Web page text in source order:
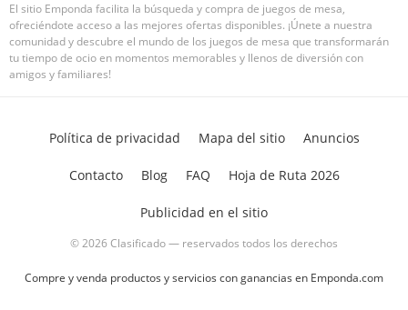
El sitio Emponda facilita la búsqueda y compra de juegos de mesa,
ofreciéndote acceso a las mejores ofertas disponibles. ¡Únete a nuestra
comunidad y descubre el mundo de los juegos de mesa que transformarán
tu tiempo de ocio en momentos memorables y llenos de diversión con
amigos y familiares!
© 2026 Clasificado — reservados todos los derechos
Política de privacidad Mapa del sitio Anuncios
Contacto Blog FAQ Hoja de Ruta 2026
Publicidad en el sitio
Compre y venda productos y servicios con ganancias en Emponda.com